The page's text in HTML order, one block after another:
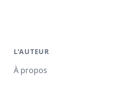
L'AUTEUR
À propos